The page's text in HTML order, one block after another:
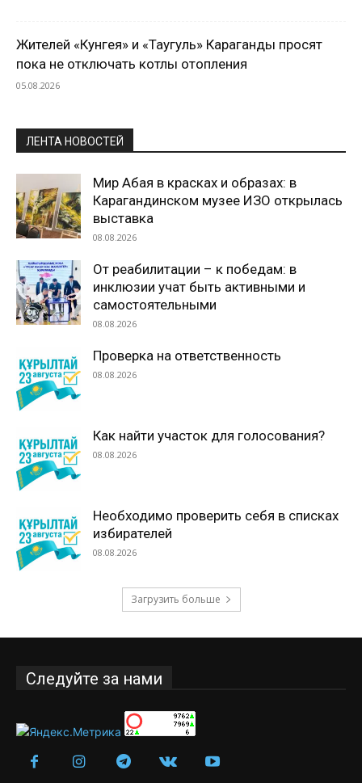
Жителей «Кунгея» и «Таугуль» Караганды просят
пока не отключать котлы отопления
05.08.2026
ЛЕНТА НОВОСТЕЙ
Мир Абая в красках и образах: в
Карагандинском музее ИЗО открылась
выставка
08.08.2026
От реабилитации – к победам: в
инклюзии учат быть активными и
самостоятельными
08.08.2026
Проверка на ответственность
08.08.2026
Как найти участок для голосования?
08.08.2026
Необходимо проверить себя в списках
избирателей
08.08.2026
Загрузить больше
Следуйте за нами